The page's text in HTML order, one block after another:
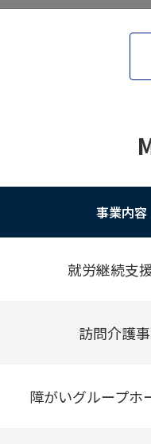
事業内容
就労継続支
訪問介護
障がいグループホ